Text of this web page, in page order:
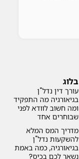
בלוג
עורך דין נדל"ן
בגיאורגיה מה התפקיד
ומה חשוב לוודא לפני
שבוחרים אחד
מדריך המס המלא
להשקעות נדל"ן
בגיאורגיה, כמה באמת
נשאר לכם בכיס?